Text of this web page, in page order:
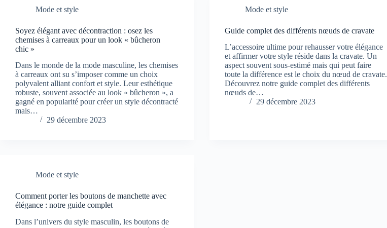
Mode et style
Soyez élégant avec décontraction : osez les
chemises à carreaux pour un look « bûcheron
chic »
Dans le monde de la mode masculine, les chemises
à carreaux ont su s’imposer comme un choix
polyvalent alliant confort et style. Leur esthétique
robuste, souvent associée au look « bûcheron », a
gagné en popularité pour créer un style décontracté
mais…
29 décembre 2023
Mode et style
Guide complet des différents nœuds de cravate
L’accessoire ultime pour rehausser votre élégance
et affirmer votre style réside dans la cravate. Un
aspect souvent sous-estimé mais qui peut faire
toute la différence est le choix du nœud de cravate.
Découvrez notre guide complet des différents
nœuds de…
29 décembre 2023
Mode et style
Comment porter les boutons de manchette avec
élégance : notre guide complet
Dans l’univers du style masculin, les boutons de